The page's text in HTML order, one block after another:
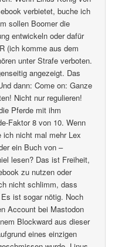
verbietet, buche ich
sollen Boomer die
entwickeln oder dafür
(ich komme aus dem
unter Strafe verboten.
angezeigt. Das
dann: Come on: Ganze
Nicht nur regulieren!
Pferde mit ihm
Faktor 8 von 10. Wenn
nicht mal mehr Lex
ein Buch von –
lesen? Das ist Freiheit,
zu nutzen oder
nicht schlimm, dass
ist sogar nötig. Noch
Account bei Mastodon
Blockward aus dieser
eines einzigen